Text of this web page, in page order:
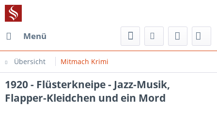
Menü
Übersicht Mitmach Krimi
1920 - Flüsterkneipe - Jazz-Musik,
Flapper-Kleidchen und ein Mord